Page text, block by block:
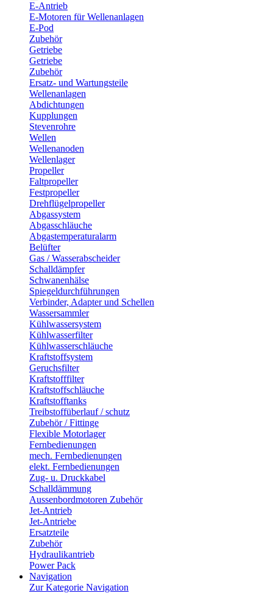
E-Antrieb
E-Motoren für Wellenanlagen
E-Pod
Zubehör
Getriebe
Getriebe
Zubehör
Ersatz- und Wartungsteile
Wellenanlagen
Abdichtungen
Kupplungen
Stevenrohre
Wellen
Wellenanoden
Wellenlager
Propeller
Faltpropeller
Festpropeller
Drehflügelpropeller
Abgassystem
Abgasschläuche
Abgastemperaturalarm
Belüfter
Gas / Wasserabscheider
Schalldämpfer
Schwanenhälse
Spiegeldurchführungen
Verbinder, Adapter und Schellen
Wassersammler
Kühlwassersystem
Kühlwasserfilter
Kühlwasserschläuche
Kraftstoffsystem
Geruchsfilter
Kraftstofffilter
Kraftstoffschläuche
Kraftstofftanks
Treibstoffüberlauf / schutz
Zubehör / Fittinge
Flexible Motorlager
Fernbedienungen
mech. Fernbedienungen
elekt. Fernbedienungen
Zug- u. Druckkabel
Schalldämmung
Aussenbordmotoren Zubehör
Jet-Antrieb
Jet-Antriebe
Ersatzteile
Zubehör
Hydraulikantrieb
Power Pack
Navigation
Zur Kategorie Navigation